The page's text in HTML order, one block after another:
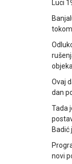
Luci
Ovaj
dan
Tada
Badić
novi